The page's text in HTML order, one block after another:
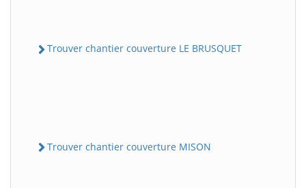
Trouver chantier couverture LE BRUSQUET
Trouver chantier couverture MISON